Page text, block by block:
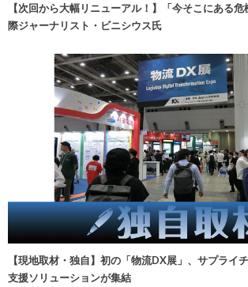
【次回から大幅リニューアル！】「今そこにある
際ジャーナリスト・ビニシウス氏
【現地取材・独自】初の「物流DX展」、サプライ
支援ソリューションが集結